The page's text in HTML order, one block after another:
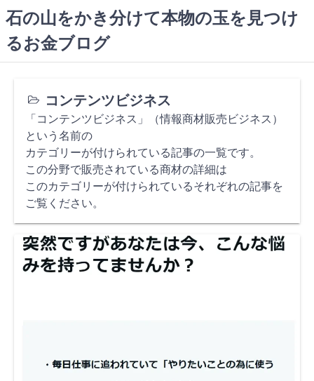
コ
ン
テ
石の山をかき分けて本物の玉を見つけ
るお金ブログ
コンテンツビジネス
「コンテンツビジネス」（情報商材販売ビジネス）
という名前の
カテゴリーが付けられている記事の一覧です。
この分野で販売されている商材の詳細は
このカテゴリーが付けられているそれぞれの記事を
ご覧ください。